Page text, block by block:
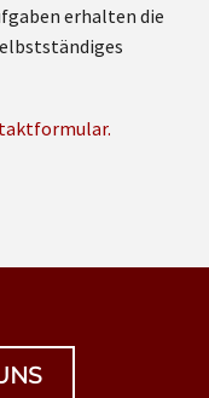
erhalten die